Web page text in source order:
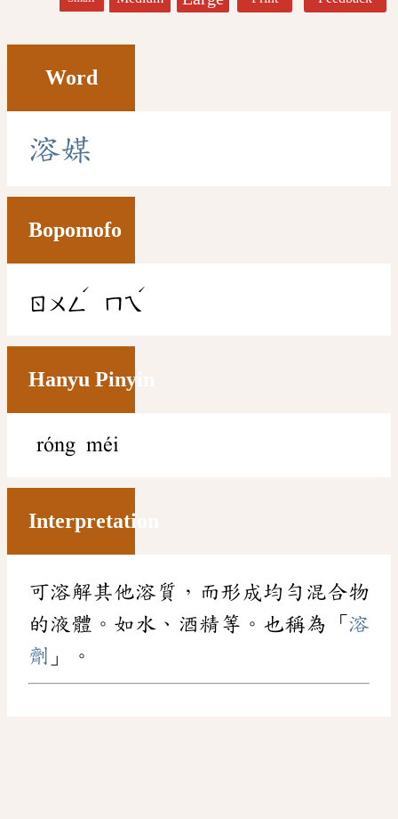
Word
溶媒
Bopomofo
ㄖㄨㄥ
ˊ
ㄇㄟ
ˊ
Hanyu Pinyin
róng méi
Interpretation
可溶解其他溶質，而形成均勻混合物
的液體。如水、酒精等。也稱為「 溶
劑 」。